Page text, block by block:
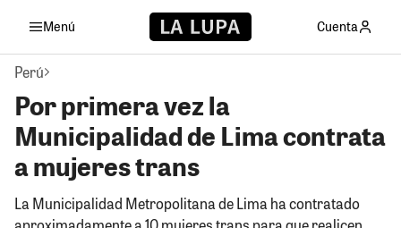
Menú Cuenta
Perú
Por primera vez la
Municipalidad de Lima contrata
a mujeres trans
La Municipalidad Metropolitana de Lima ha contratado